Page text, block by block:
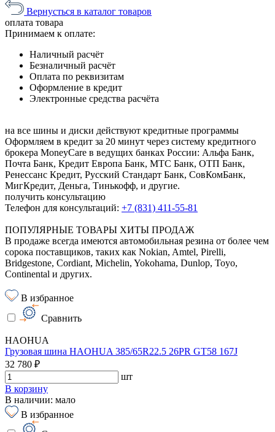
Вернусться в каталог товаров
оплата товара
Принимаем к оплате:
Наличный расчёт
Безналичный расчёт
Оплата по реквизитам
Оформление в кредит
Электронные средства расчёта
на все шины и диски действуют кредитные программы
Оформляем в кредит за 20 минут через систему кредитного
брокера MoneyCare в ведущих банках России: Альфа Банк,
Почта Банк, Кредит Европа Банк, МТС Банк, ОТП Банк,
Ренессанс Кредит, Русский Стандарт Банк, СовКомБанк,
МигКредит, Деньга, Тинькофф, и другие.
получить консультацию
Телефон для консультаций: +7 (831) 411-55-81
ПОПУЛЯРНЫЕ ТОВАРЫ ХИТЫ ПРОДАЖ
В продаже всегда имеются автомобильная резина от более чем
сорока поставщиков, таких как Nokian, Amtel, Pirelli,
Bridgestone, Cordiant, Michelin, Yokohama, Dunlop, Toyo,
Continental и других.
В избранное
Сравнить
HAOHUA
Грузовая шина HAOHUA 385/65R22.5 26PR GT58 167J
32 780 ₽
шт
В корзину
В наличии: мало
В избранное